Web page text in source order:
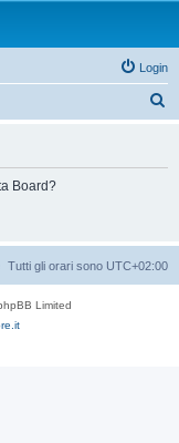
Login
Board?
Tutti gli orari sono UTC+02:00
Limited